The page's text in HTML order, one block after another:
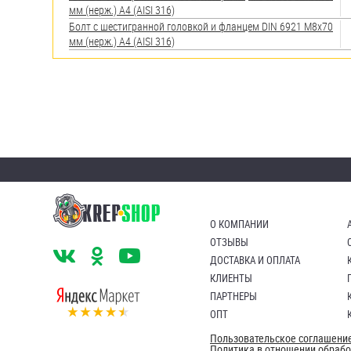
мм (нерж.) A4 (AISI 316)
Болт с шестигранной головкой и фланцем DIN 6921 М8х70
мм (нерж.) A4 (AISI 316)
О КОМПАНИИ
ОТЗЫВЫ
ДОСТАВКА И ОПЛАТА
КЛИЕНТЫ
ПАРТНЕРЫ
ОПТ
Пользовательское